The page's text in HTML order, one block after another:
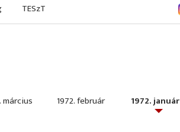
TESzT
március 1972. február 1972. január